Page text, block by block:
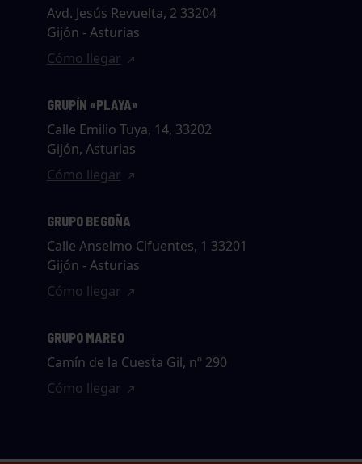
Avd. Jesús Revuelta, 2 33204
Gijón - Asturias
Cómo llegar
GRUPÍN «PLAYA»
Calle Emilio Tuya, 14, 33202
Gijón, Asturias
Cómo llegar
GRUPO BEGOÑA
Calle Anselmo Cifuentes, 1 33201
Gijón - Asturias
Cómo llegar
GRUPO MAREO
Camín de la Cuesta Gil, nº 290
Cómo llegar